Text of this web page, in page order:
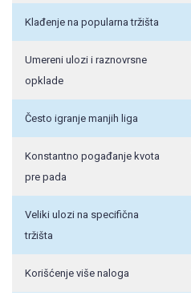
Klađenje na popularna tržišta
Umereni ulozi i raznovrsne
opklade
Često igranje manjih liga
Konstantno pogađanje kvota
pre pada
Veliki ulozi na specifična
tržišta
Korišćenje više naloga